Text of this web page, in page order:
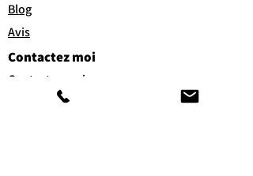
Blog
Avis
Contactez moi
Contactez moi
A la recherche d'un stage ?